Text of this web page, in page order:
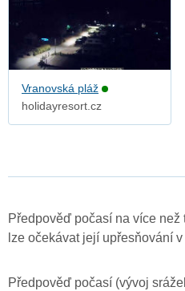
Vranovská pláž
holidayresort.cz
Předpověď počasí na více
lze očekávat její upřesňování
Předpověď počasí (vývoj